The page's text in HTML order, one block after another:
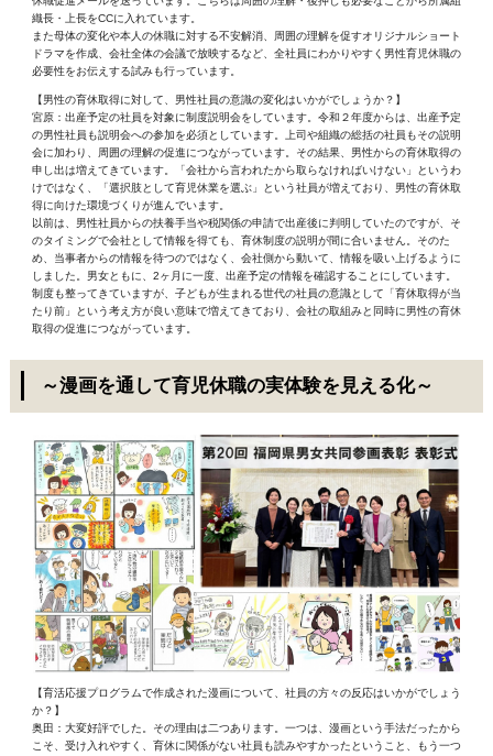
織長・上長をCCに入れています。
また母体の変化や本人の休職に対する不安解消、周囲の理解を促すオリジナルショート
ドラマを作成、会社全体の会議で放映するなど、全社員にわかりやすく男性育児休職の
必要性をお伝えする試みも行っています。
【男性の育休取得に対して、男性社員の意識の変化はいかがでしょうか？】
宮原：出産予定の社員を対象に制度説明会をしています。令和２年度からは、出産予定
の男性社員も説明会への参加を必須としています。上司や組織の総括の社員もその説明
会に加わり、周囲の理解の促進につながっています。その結果、男性からの育休取得の
申し出は増えてきています。「会社から言われたから取らなければいけない」というわ
けではなく、「選択肢として育児休業を選ぶ」という社員が増えており、男性の育休取
得に向けた環境づくりが進んでいます。
以前は、男性社員からの扶養手当や税関係の申請で出産後に判明していたのですが、そ
のタイミングで会社として情報を得ても、育休制度の説明が間に合いません。そのた
め、当事者からの情報を待つのではなく、会社側から動いて、情報を吸い上げるように
しました。男女ともに、2ヶ月に一度、出産予定の情報を確認することにしています。
制度も整ってきていますが、子どもが生まれる世代の社員の意識として「育休取得が当
たり前」という考え方が良い意味で増えてきており、会社の取組みと同時に男性の育休
取得の促進につながっています。
～漫画を通して育児休職の実体験を見える化～
【育活応援プログラムで作成された漫画について、社員の方々の反応はいかがでしょう
か？】
奥田：大変好評でした。その理由は二つあります。一つは、漫画という手法だったから
こそ、受け入れやすく、育休に関係がない社員も読みやすかったということ、もう一つ